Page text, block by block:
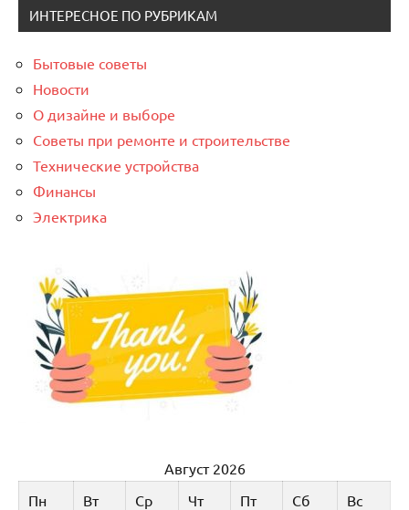
ИНТЕРЕСНОЕ ПО РУБРИКАМ
Бытовые советы
Новости
О дизайне и выборе
Советы при ремонте и строительстве
Технические устройства
Финансы
Электрика
Август 2026
Пн
Вт Ср Чт Пт Сб Вс